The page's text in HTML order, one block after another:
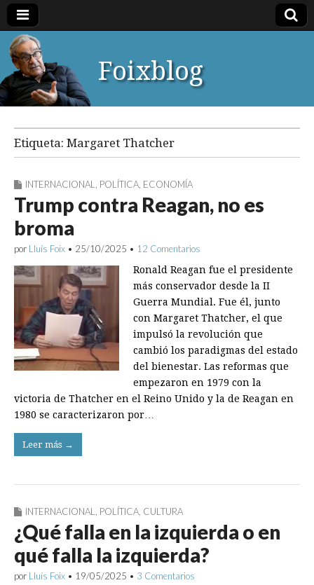
Foixblog
Etiqueta: Margaret Thatcher
INTERNACIONAL POLÍTICA ECONOMÍA
Trump contra Reagan, no es
broma
por Lluís Foix • 25/10/2025 • 12 Comentarios
Ronald Reagan fue el presidente
más conservador desde la II
Guerra Mundial. Fue él, junto
con Margaret Thatcher, el que
impulsó la revolución que
cambió los paradigmas del estado
del bienestar. Las reformas que
empezaron en 1979 con la
victoria de Thatcher en el Reino Unido y la de Reagan en
1980 se caracterizaron por…
Leer más →
INTERNACIONAL POLÍTICA CULTURA
¿Qué falla en la izquierda o en
qué falla la izquierda?
por Lluís Foix • 19/05/2025 • 3 Comentarios